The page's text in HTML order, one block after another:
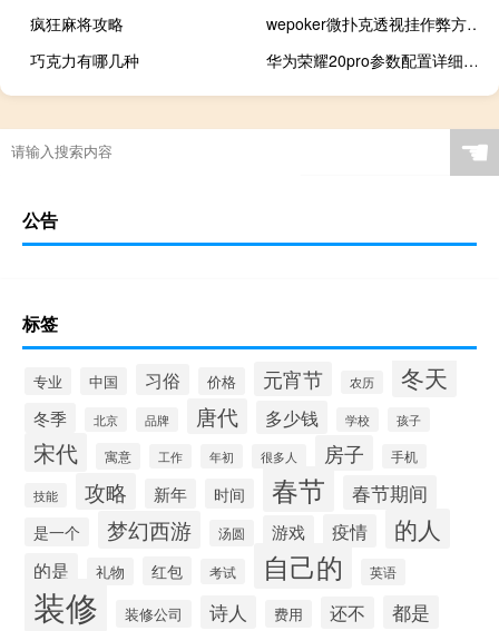
疯狂麻将攻略
wepoker微扑克透视挂作弊方法”原来真可以开挂
巧克力有哪几种
华为荣耀20pro参数配置详细（华为荣耀20 pro）
☚
公告
标签
专业 中国 习俗 价格 元宵节 农历 冬天
冬季 北京 品牌 唐代 多少钱 学校 孩子
宋代 寓意 工作 年初 很多人 房子 手机
技能 攻略 新年 时间 春节 春节期间
是一个 梦幻西游 汤圆 游戏 疫情 的人
的是 礼物 红包 考试 自己的 英语
装修 装修公司 诗人 费用 还不 都是